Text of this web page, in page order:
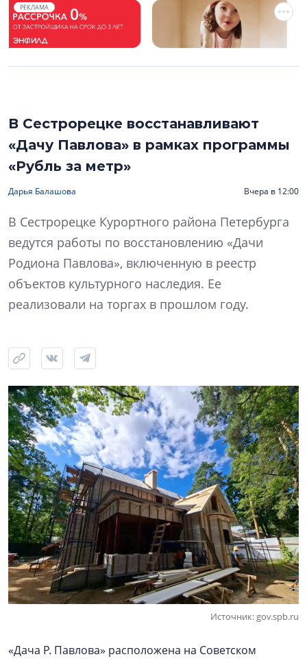
РЕКЛАМА
В Сестрорецке восстанавливают
«Дачу Павлова» в рамках программы
«Рубль за метр»
Дарья Балашова Вчера в 12:00
В Сестрорецке Курортного района Петербурга
ведутся работы по восстановлению «Дачи
Родиона Павлова», включенную в реестр
объектов культурного наследия. Ее
реализовали на торгах в прошлом году.
Источник: gov.spb.ru
«Дача Р. Павлова» расположена на Советском